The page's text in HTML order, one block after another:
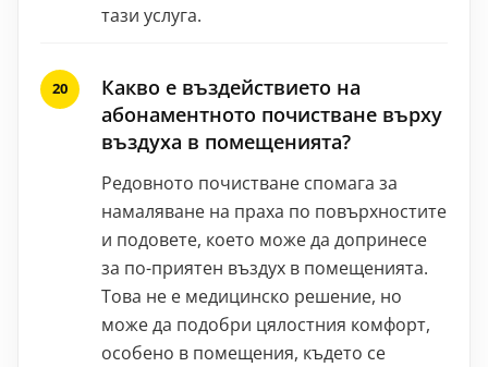
тази услуга.
Какво е въздействието на
абонаментното почистване върху
въздуха в помещенията?
Редовното почистване спомага за
намаляване на праха по повърхностите
и подовете, което може да допринесе
за по-приятен въздух в помещенията.
Това не е медицинско решение, но
може да подобри цялостния комфорт,
особено в помещения, където се